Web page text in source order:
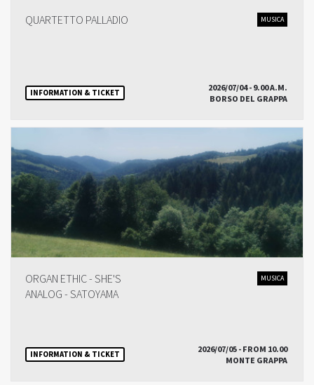
QUARTETTO PALLADIO MUSICA
INFORMATION & TICKET
2026/07/04 - 9.00 A.M.
BORSO DEL GRAPPA
ORGAN ETHIC - SHE'S
ANALOG - SATOYAMA
MUSICA
INFORMATION & TICKET
2026/07/05 - FROM 10.00
MONTE GRAPPA